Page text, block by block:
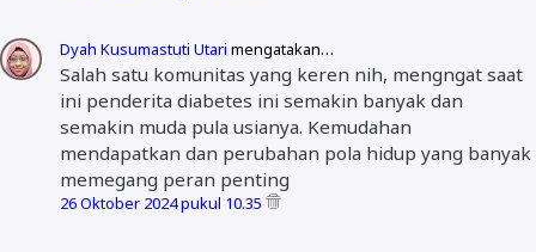
Dyah Kusumastuti Utari mengatakan…
Salah satu komunitas yang keren nih, mengngat saat
ini penderita diabetes ini semakin banyak dan
semakin muda pula usianya. Kemudahan
mendapatkan dan perubahan pola hidup yang banyak
memegang peran penting
26 Oktober 2024 pukul 10.35